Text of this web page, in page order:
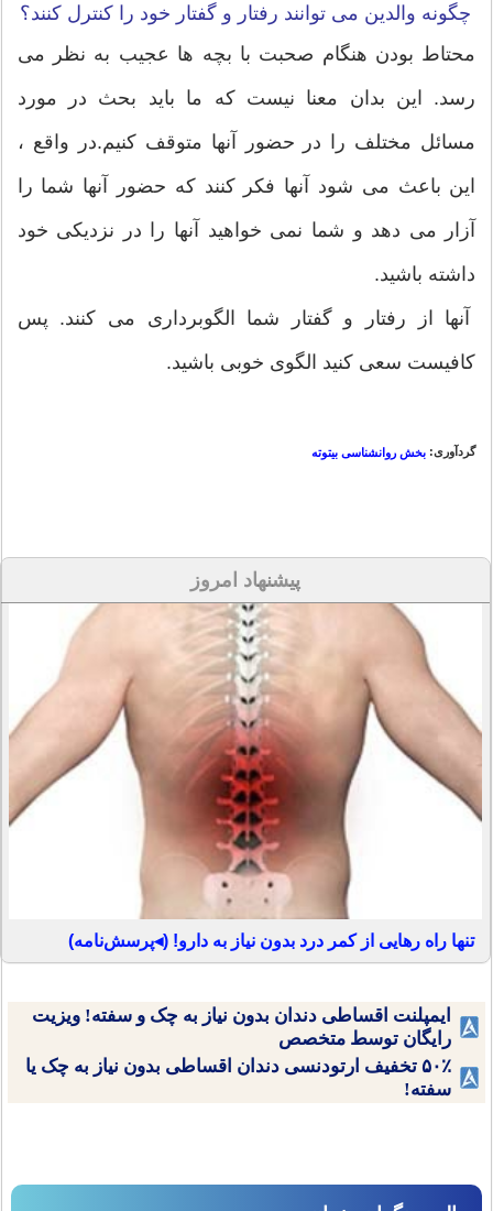
چگونه والدین می توانند رفتار و گفتار خود را کنترل کنند؟
محتاط بودن هنگام صحبت با بچه ها عجیب به نظر می
رسد. این بدان معنا نیست که ما باید بحث در مورد
مسائل مختلف را در حضور آنها متوقف کنیم.در واقع ،
این باعث می شود آنها فکر کنند که حضور آنها شما را
آزار می دهد و شما نمی خواهید آنها را در نزدیکی خود
داشته باشید.
آنها از رفتار و گفتار شما الگوبرداری می کنند. پس
کافیست سعی کنید الگوی خوبی باشید.
گردآوری: بخش روانشناسی بیتوته
پیشنهاد امروز
تنها راه رهایی از کمر درد بدون نیاز به دارو! (◂پرسش‌نامه)
ایمپلنت اقساطی دندان بدون نیاز به چک و سفته! ویزیت
رایگان توسط متخصص
۵۰٪ تخفیف ارتودنسی دندان اقساطی بدون نیاز به چک یا
سفته!